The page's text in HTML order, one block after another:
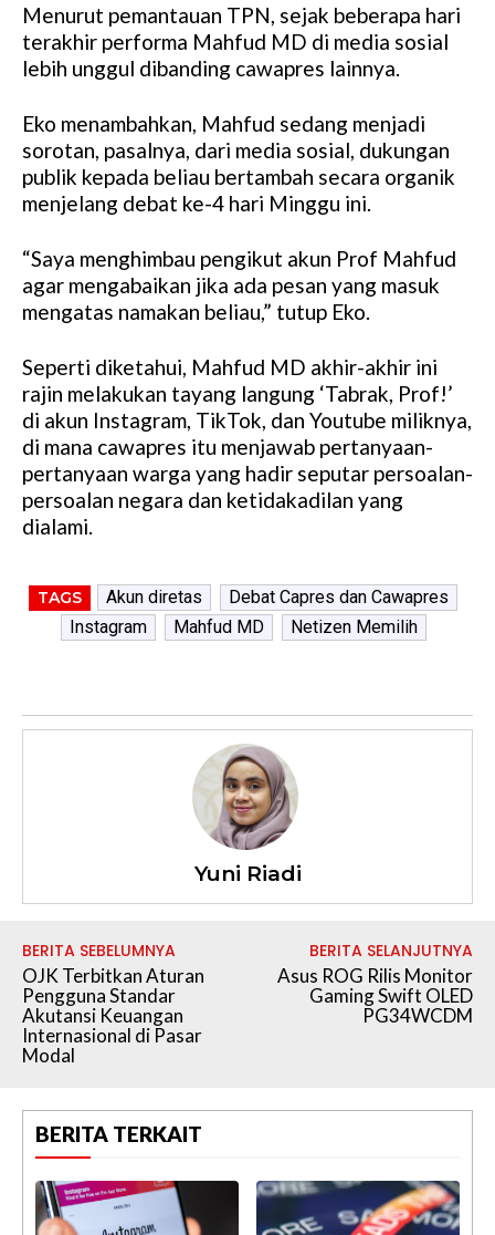
Menurut pemantauan TPN, sejak beberapa hari
terakhir performa Mahfud MD di media sosial
lebih unggul dibanding cawapres lainnya.
Eko menambahkan, Mahfud sedang menjadi
sorotan, pasalnya, dari media sosial, dukungan
publik kepada beliau bertambah secara organik
menjelang debat ke-4 hari Minggu ini.
“Saya menghimbau pengikut akun Prof Mahfud
agar mengabaikan jika ada pesan yang masuk
mengatas namakan beliau,” tutup Eko.
Seperti diketahui, Mahfud MD akhir-akhir ini
rajin melakukan tayang langung ‘Tabrak, Prof!’
di akun Instagram, TikTok, dan Youtube miliknya,
di mana cawapres itu menjawab pertanyaan-
pertanyaan warga yang hadir seputar persoalan-
persoalan negara dan ketidakadilan yang
dialami.
TAGS Akun diretas
Debat Capres dan Cawapres
Instagram
Mahfud MD Netizen Memilih
Yuni Riadi
BERITA SEBELUMNYA
OJK Terbitkan Aturan
Pengguna Standar
Akutansi Keuangan
Internasional di Pasar
Modal
BERITA SELANJUTNYA
Asus ROG Rilis Monitor
Gaming Swift OLED
PG34WCDM
BERITA TERKAIT